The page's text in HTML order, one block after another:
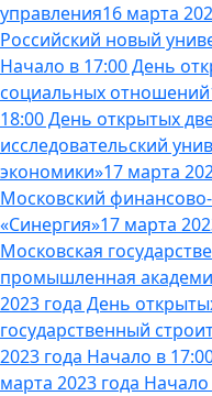
управления16 марта
Российский новый
Начало в 17:00 День
социальных отношений
18:00 День открытых
исследовательский
экономики»17 марта
Московский
«Синергия»17 марта
Московская
промышленная
2023 года День
государственный
2023 года Начало в
марта 2023 года